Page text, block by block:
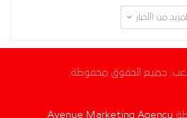
المزيد من الأخبار
Avenue Marketing Agency